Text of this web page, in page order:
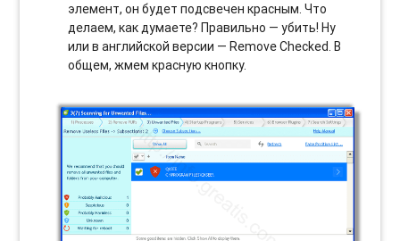
элемент, он будет подсвечен красным. Что
делаем, как думаете? Правильно — убить! Ну
или в английской версии — Remove Checked. В
общем, жмем красную кнопку.